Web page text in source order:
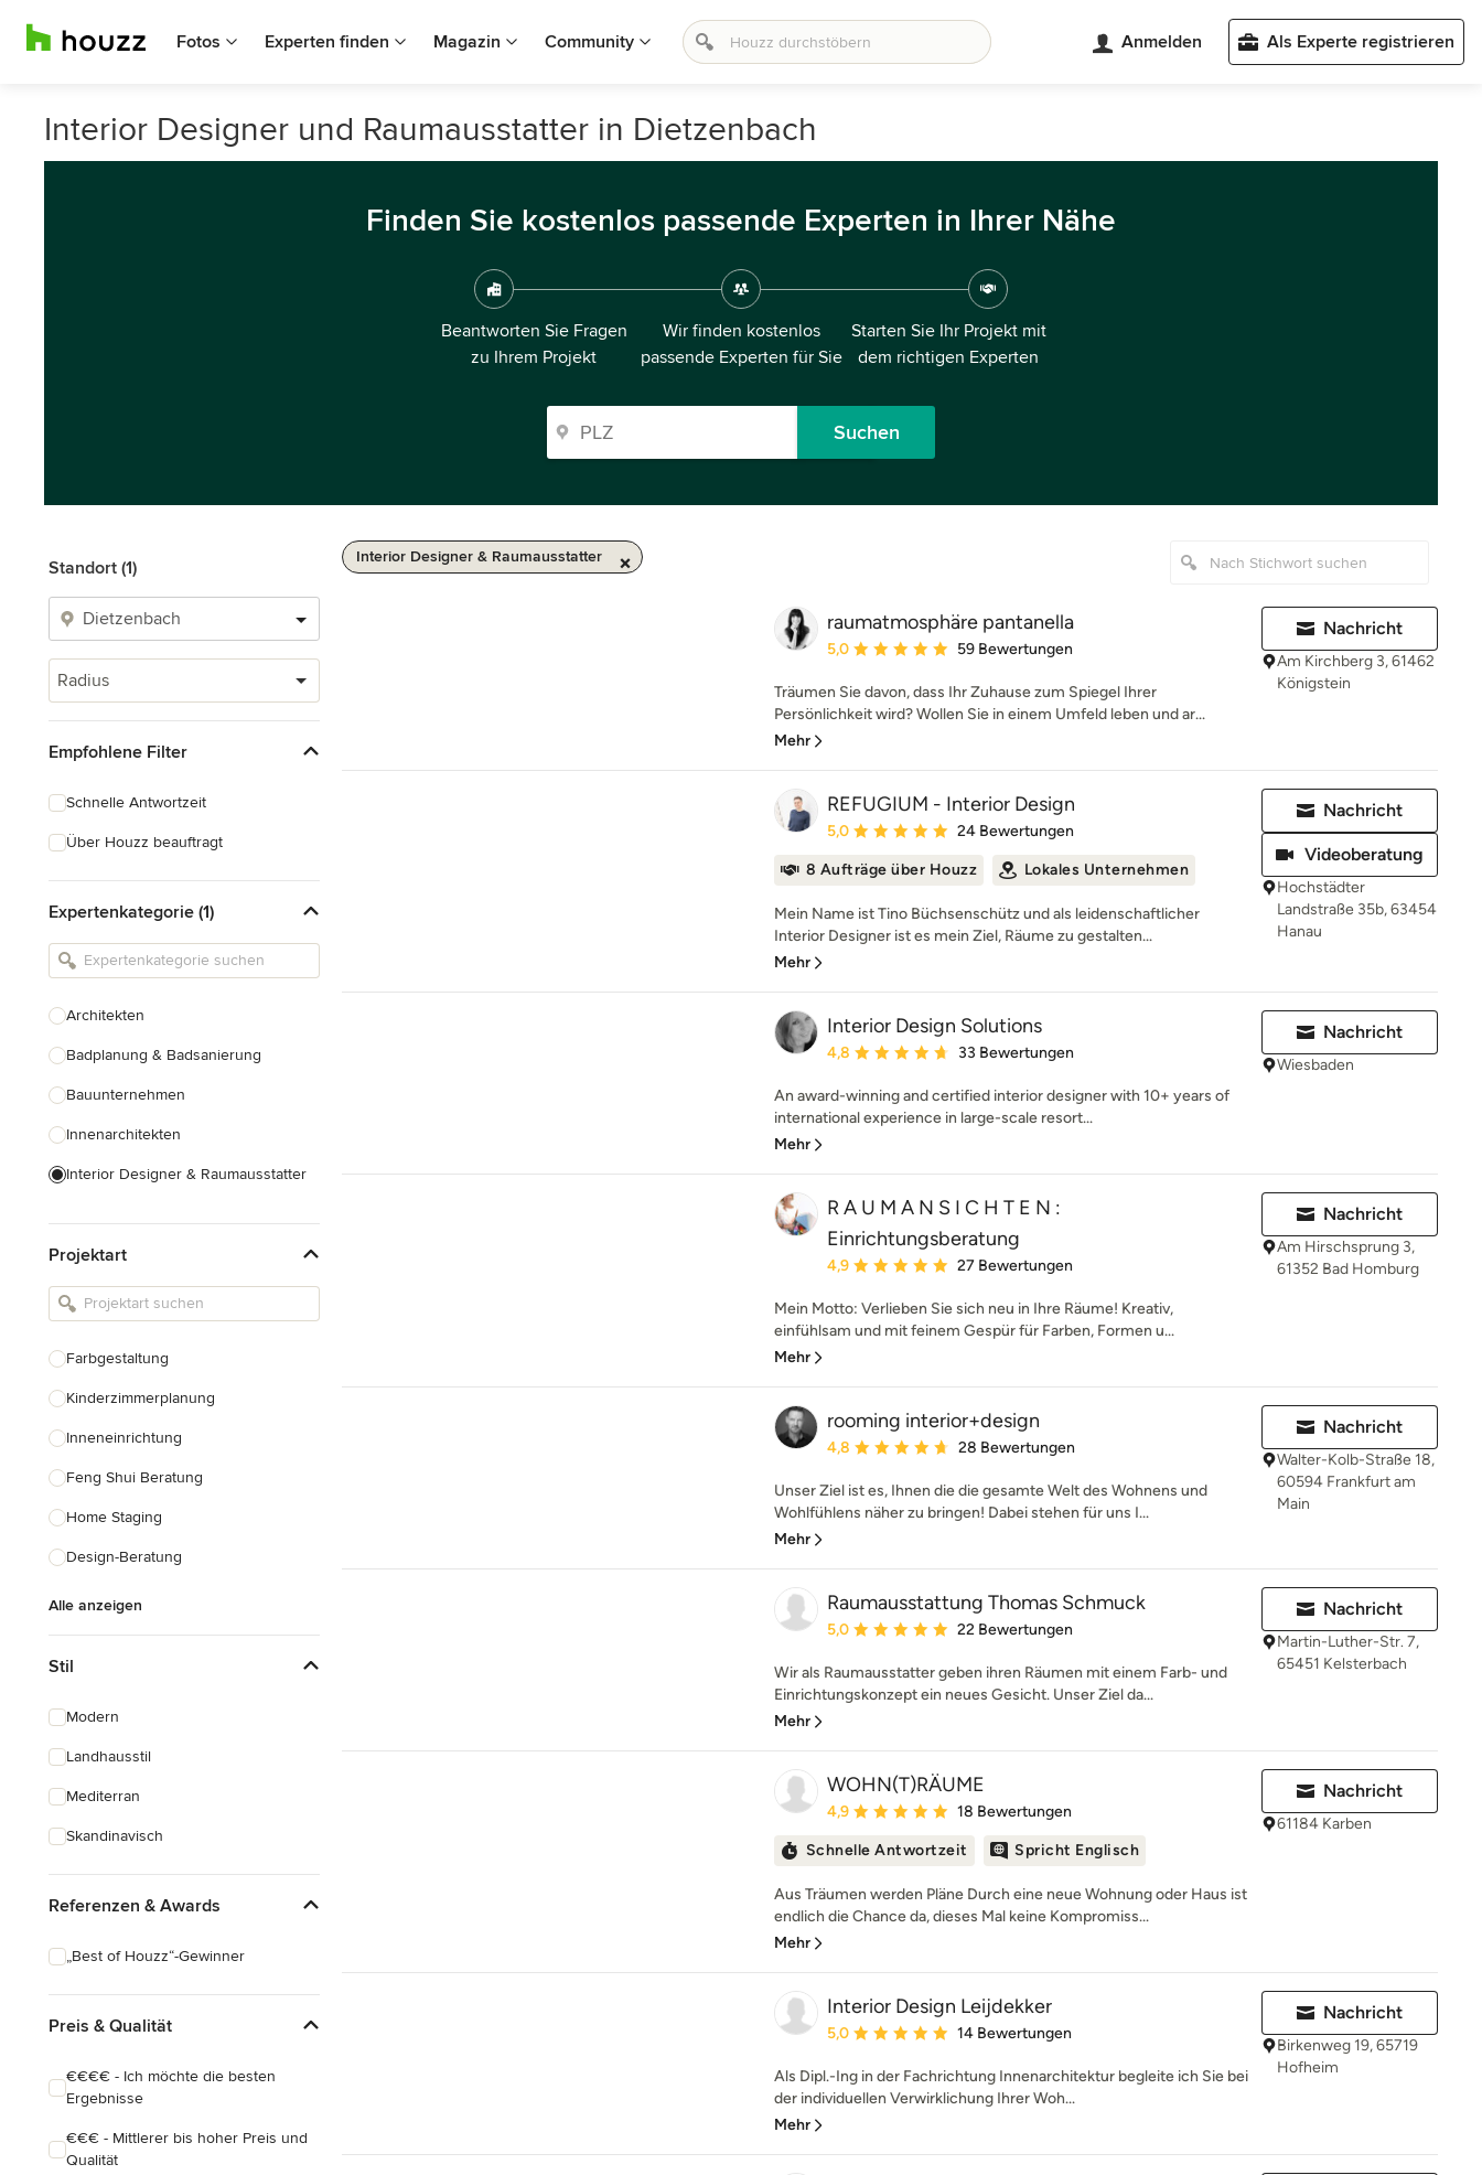
Fotos Experten finden Magazin Community Anmelden Als Experte registrieren
Interior Designer und Raumausstatter in Dietzenbach
Finden Sie kostenlos passende Experten in Ihrer Nähe
Beantworten Sie Fragen
zu Ihrem Projekt
Wir finden kostenlos
passende Experten für Sie
Starten Sie Ihr Projekt mit
dem richtigen Experten
Suchen
Standort (1)
Radius
Empfohlene Filter
Schnelle Antwortzeit
Über Houzz beauftragt
Expertenkategorie (1)
Architekten
Badplanung & Badsanierung
Bauunternehmen
Innenarchitekten
Interior Designer & Raumausstatter
Landschaftsarchitekten
Armaturen & Sanitärbedarf
Einbauschränke
Projektart
Farbgestaltung
Kinderzimmerplanung
Inneneinrichtung
Feng Shui Beratung
Home Staging
Design-Beratung
Alle anzeigen
Stil
Modern
Landhausstil
Mediterran
Skandinavisch
Referenzen & Awards
„Best of Houzz“-Gewinner
Preis & Qualität
€€€€ - Ich möchte die besten
Ergebnisse
€€€ - Mittlerer bis hoher Preis und
Qualität
Interior Designer & Raumausstatter
raumatmosphäre pantanella
Durchschnittliche Bewertung: 5 von 5 Sternen
5,0 59 Bewertungen
Träumen Sie davon, dass Ihr Zuhause zum Spiegel Ihrer
Persönlichkeit wird? Wollen Sie in einem Umfeld leben und ar...
Mehr
Nachricht
Am Kirchberg 3, 61462
Königstein
REFUGIUM - Interior Design
Durchschnittliche Bewertung: 5 von 5 Sternen
5,0 24 Bewertungen
8 Aufträge über Houzz Lokales Unternehmen
Mein Name ist Tino Büchsenschütz und als leidenschaftlicher
Interior Designer ist es mein Ziel, Räume zu gestalten...
Mehr
Nachricht
Videoberatung
Hochstädter
Landstraße 35b, 63454
Hanau
Interior Design Solutions
Durchschnittliche Bewertung: 4.8 von 5 Sternen
4,8 33 Bewertungen
An award-winning and certified interior designer with 10+ years of
international experience in large-scale resort...
Mehr
Nachricht
Wiesbaden
R A U M A N S I C H T E N :
Einrichtungsberatung
Durchschnittliche Bewertung: 4.9 von 5 Sternen
4,9 27 Bewertungen
Mein Motto: Verlieben Sie sich neu in Ihre Räume! Kreativ,
einfühlsam und mit feinem Gespür für Farben, Formen u...
Mehr
Nachricht
Am Hirschsprung 3,
61352 Bad Homburg
rooming interior+design
Durchschnittliche Bewertung: 4.8 von 5 Sternen
4,8 28 Bewertungen
Unser Ziel ist es, Ihnen die die gesamte Welt des Wohnens und
Wohlfühlens näher zu bringen! Dabei stehen für uns I...
Mehr
Nachricht
Walter-Kolb-Straße 18,
60594 Frankfurt am
Main
Raumausstattung Thomas Schmuck
Durchschnittliche Bewertung: 5 von 5 Sternen
5,0 22 Bewertungen
Wir als Raumausstatter geben ihren Räumen mit einem Farb- und
Einrichtungskonzept ein neues Gesicht. Unser Ziel da...
Mehr
Nachricht
Martin-Luther-Str. 7,
65451 Kelsterbach
WOHN(T)RÄUME
Durchschnittliche Bewertung: 4.9 von 5 Sternen
4,9 18 Bewertungen
Schnelle Antwortzeit Spricht Englisch
Aus Träumen werden Pläne Durch eine neue Wohnung oder Haus ist
endlich die Chance da, dieses Mal keine Kompromiss...
Mehr
Nachricht
61184 Karben
Interior Design Leijdekker
Durchschnittliche Bewertung: 5 von 5 Sternen
5,0 14 Bewertungen
Als Dipl.-Ing in der Fachrichtung Innenarchitektur begleite ich Sie bei
der individuellen Verwirklichung Ihrer Woh...
Mehr
Nachricht
Birkenweg 19, 65719
Hofheim